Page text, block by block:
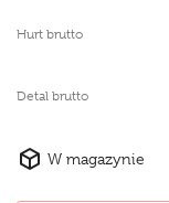
Hurt brutto
Detal brutto
W magazynie